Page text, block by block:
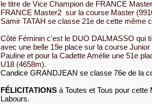
le titre de Vice Champion de FRANCE
FRANCE Master2  sur la course Master
Samir TATAH se classe 21e de cette même
Côté Féminin c'est le DUO DALMASSO qui
avec une belle 19e place sur la course
Pauline et pour la Cadette Amélie une 51e
U18 (4658m).
Candice GRANDJEAN se classe 76e de la
FÉLICITATIONS à Toutes et Tous pour
Labours.